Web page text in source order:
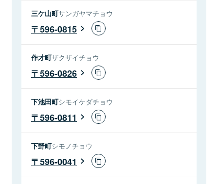
三ケ山町サンガヤマチョウ
596-0815
作才町ザクザイチョウ
596-0826
下池田町シモイケダチョウ
596-0811
下野町シモノチョウ
596-0041